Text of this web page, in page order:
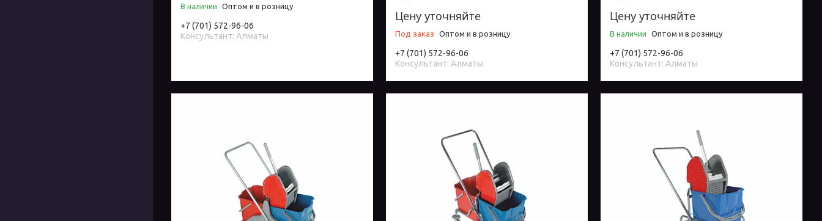
В наличии Оптом и в розницу
+7 (701) 572-96-06
Консультант: Алматы
Цену уточняйте
Под заказ Оптом и в розницу
+7 (701) 572-96-06
Консультант: Алматы
Цену уточняйте
В наличии Оптом и в розницу
+7 (701) 572-96-06
Консультант: Алматы